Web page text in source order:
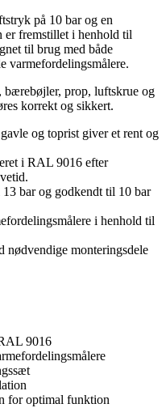
på 10 bar og en
er fremstillet i henhold til
til brug med både
varmefordelingsmålere.
bærebøjler, prop, luftskrue og
korrekt og sikkert.
og toprist giver et rent og
i RAL 9016 efter
13 bar og godkendt til 10 bar
i henhold til
nødvendige monteringsdele
9016
for optimal funktion